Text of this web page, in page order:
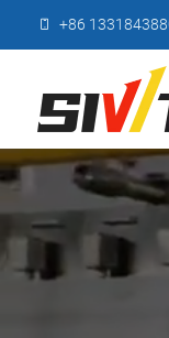
+86